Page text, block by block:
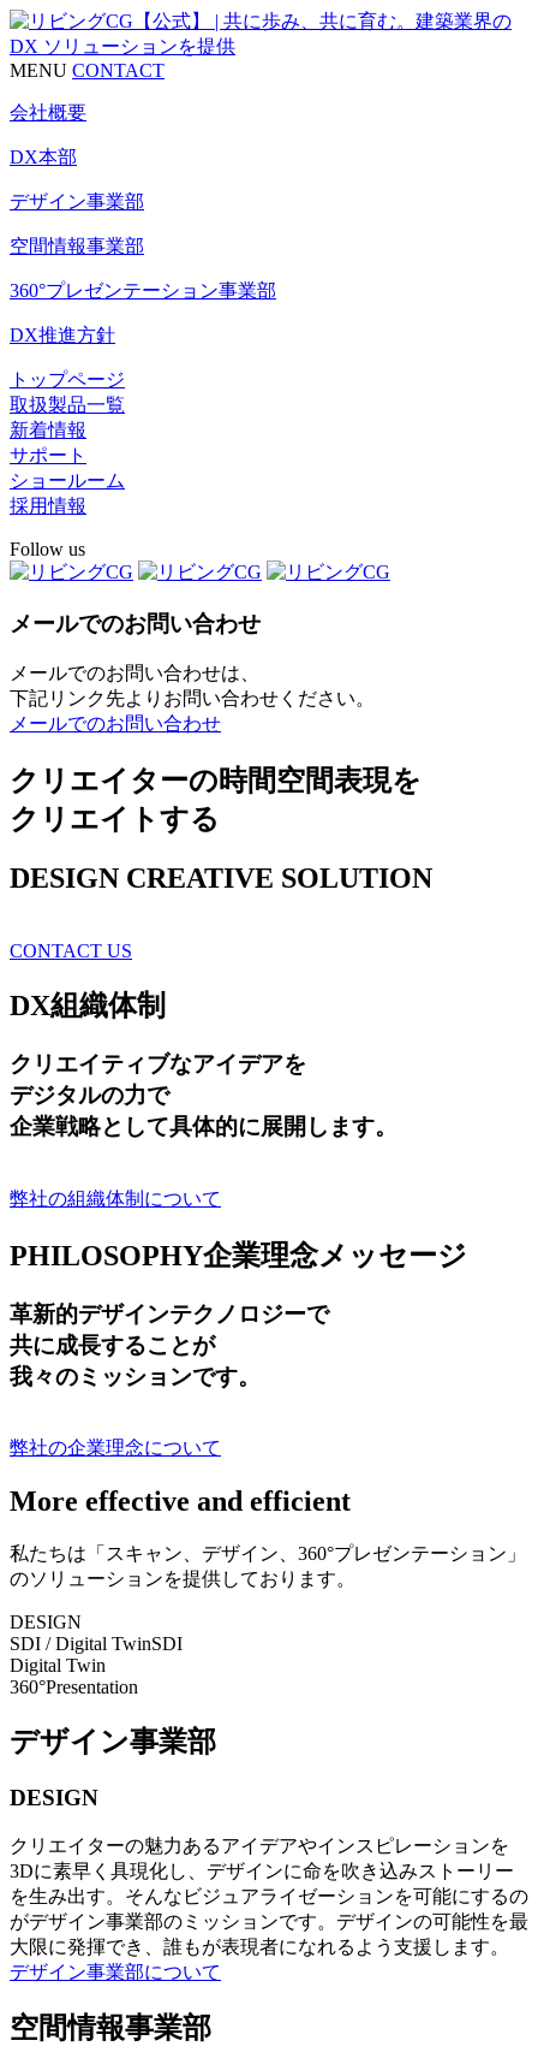
MENU CONTACT
会社概要
DX本部
デザイン事業部
空間情報事業部
360°プレゼンテーション事業部
DX推進方針
トップページ
取扱製品一覧
新着情報
サポート
ショールーム
採用情報
Follow us
メールでのお問い合わせ
メールでのお問い合わせは、
下記リンク先よりお問い合わせください。
メールでのお問い合わせ
クリエイターの時間空間表現を
クリエイトする
DESIGN CREATIVE SOLUTION
CONTACT US
DX組織体制
クリエイティブなアイデアを
デジタルの力で
企業戦略として具体的に展開します。
弊社の組織体制について
PHILOSOPHY企業理念メッセージ
革新的デザインテクノロジーで
共に成長することが
我々のミッションです。
弊社の企業理念について
More effective and efficient
私たちは「スキャン、デザイン、360°プレゼンテーション」
のソリューションを提供しております。
DESIGN
SDI / Digital TwinSDI
Digital Twin
360°Presentation
デザイン事業部
DESIGN
クリエイターの魅力あるアイデアやインスピレーションを
3Dに素早く具現化し、デザインに命を吹き込みストーリー
を生み出す。そんなビジュアライゼーションを可能にするの
がデザイン事業部のミッションです。デザインの可能性を最
大限に発揮でき、誰もが表現者になれるよう支援します。
デザイン事業部について
空間情報事業部